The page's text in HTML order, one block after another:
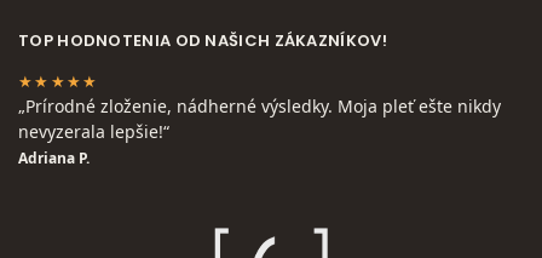
TOP HODNOTENIA OD NAŠICH ZÁKAZNÍKOV!
★★★★★
„Prírodné zloženie, nádherné výsledky. Moja pleť ešte nikdy
nevyzerala lepšie!“
Adriana P.